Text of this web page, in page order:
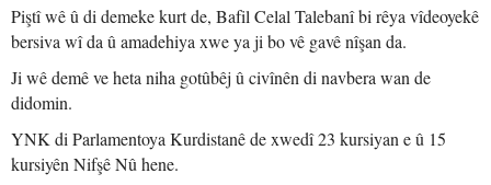
Piştî wê û di demeke kurt de, Bafil Celal Talebanî bi rêya vîdeoyekê
bersiva wî da û amadehiya xwe ya ji bo vê gavê nîşan da.
Ji wê demê ve heta niha gotûbêj û civînên di navbera wan de
didomin.
YNK di Parlamentoya Kurdistanê de xwedî 23 kursiyan e û 15
kursiyên Nifşê Nû hene.